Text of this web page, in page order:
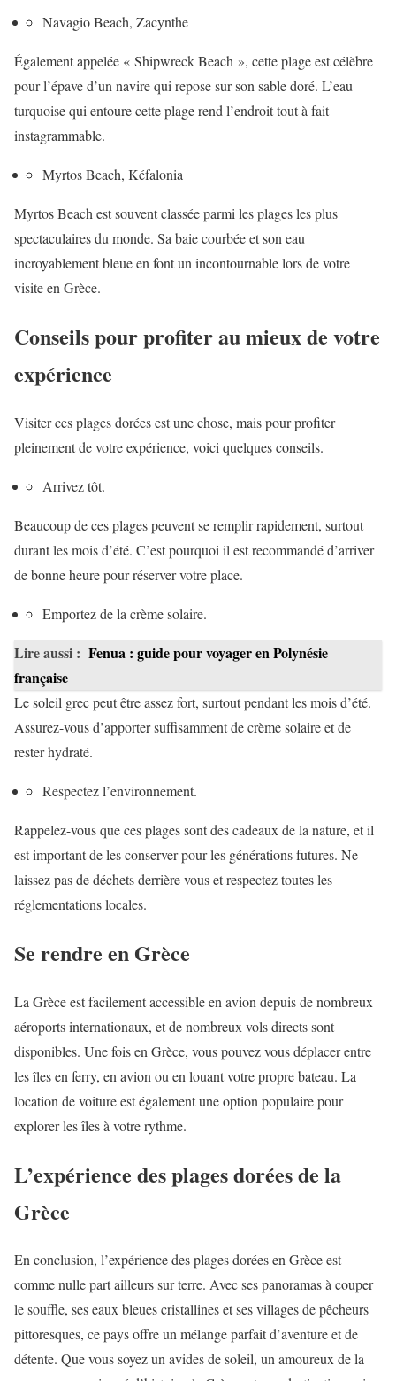
Navagio Beach, Zacynthe
Également appelée « Shipwreck Beach », cette plage est célèbre
pour l’épave d’un navire qui repose sur son sable doré. L’eau
turquoise qui entoure cette plage rend l’endroit tout à fait
instagrammable.
Myrtos Beach, Kéfalonia
Myrtos Beach est souvent classée parmi les plages les plus
spectaculaires du monde. Sa baie courbée et son eau
incroyablement bleue en font un incontournable lors de votre
visite en Grèce.
Conseils pour profiter au mieux de votre
expérience
Visiter ces plages dorées est une chose, mais pour profiter
pleinement de votre expérience, voici quelques conseils.
Arrivez tôt.
Beaucoup de ces plages peuvent se remplir rapidement, surtout
durant les mois d’été. C’est pourquoi il est recommandé d’arriver
de bonne heure pour réserver votre place.
Emportez de la crème solaire.
Lire aussi : Fenua : guide pour voyager en Polynésie
française
Le soleil grec peut être assez fort, surtout pendant les mois d’été.
Assurez-vous d’apporter suffisamment de crème solaire et de
rester hydraté.
Respectez l’environnement.
Rappelez-vous que ces plages sont des cadeaux de la nature, et il
est important de les conserver pour les générations futures. Ne
laissez pas de déchets derrière vous et respectez toutes les
réglementations locales.
Se rendre en Grèce
La Grèce est facilement accessible en avion depuis de nombreux
aéroports internationaux, et de nombreux vols directs sont
disponibles. Une fois en Grèce, vous pouvez vous déplacer entre
les îles en ferry, en avion ou en louant votre propre bateau. La
location de voiture est également une option populaire pour
explorer les îles à votre rythme.
L’expérience des plages dorées de la
Grèce
En conclusion, l’expérience des plages dorées en Grèce est
comme nulle part ailleurs sur terre. Avec ses panoramas à couper
le souffle, ses eaux bleues cristallines et ses villages de pêcheurs
pittoresques, ce pays offre un mélange parfait d’aventure et de
détente. Que vous soyez un avides de soleil, un amoureux de la